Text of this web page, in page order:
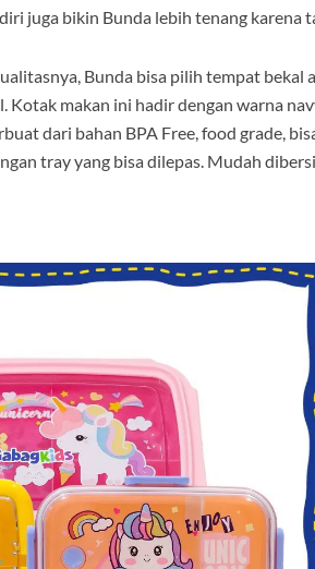
juga bikin Bunda lebih tenang karena
Bunda bisa pilih tempat bekal
makan ini hadir dengan warna
dari bahan BPA Free, food grade,
tray yang bisa dilepas. Mudah